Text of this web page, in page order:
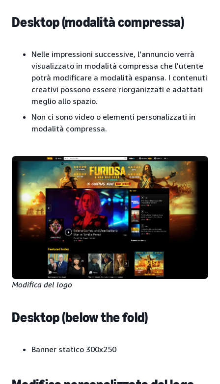
Desktop (modalità compressa)
Nelle impressioni successive, l'annuncio verrà
visualizzato in modalità compressa che l'utente
potrà modificare a modalità espansa. I contenuti
creativi possono essere riorganizzati e adattati
meglio allo spazio.
Non ci sono video o elementi personalizzati in
modalità compressa.
Modifica del logo
Desktop (below the fold)
Banner statico 300x250